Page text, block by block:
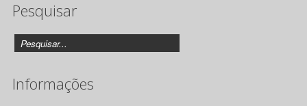
Releases
Pesquisar
Informações